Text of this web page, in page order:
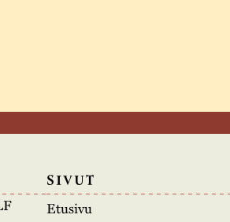
SIVUT
Etusivu